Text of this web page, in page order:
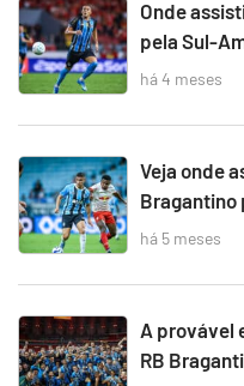
Onde
pela Sul-
há 4 meses
Veja onde
Bragantino
há 5 meses
A provável
RB